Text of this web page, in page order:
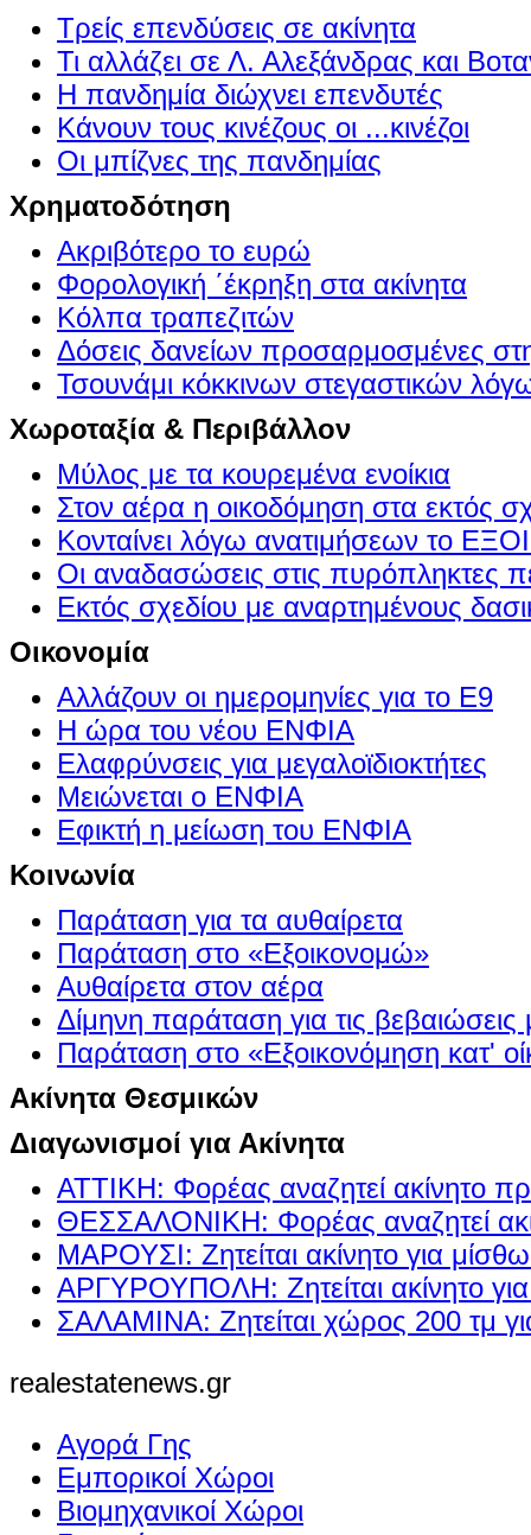
Τρείς επενδύσεις σε ακίνητα
Τι αλλάζει σε Λ. Αλεξάνδρας και
Η πανδημία διώχνει επενδυτές
Κάνουν τους κινέζους οι ...κινέζοι
Οι μπίζνες της πανδημίας
Χρηματοδότηση
Ακριβότερο το ευρώ
Φορολογική ΄έκρηξη στα ακίνητα
Κόλπα τραπεζιτών
Δόσεις δανείων προσαρμοσμένες
Τσουνάμι κόκκινων στεγαστικών
Χωροταξία & Περιβάλλον
Μύλος με τα κουρεμένα ενοίκια
Στον αέρα η οικοδόμηση στα εκτός
Κονταίνει λόγω ανατιμήσεων το
Οι αναδασώσεις στις πυρόπληκτες
Εκτός σχεδίου με αναρτημένους
Οικονομία
Αλλάζουν οι ημερομηνίες για το Ε9
Η ώρα του νέου ΕΝΦΙΑ
Ελαφρύνσεις για μεγαλοϊδιοκτήτες
Μειώνεται ο ΕΝΦΙΑ
Εφικτή η μείωση του ΕΝΦΙΑ
Κοινωνία
Παράταση για τα αυθαίρετα
Παράταση στο «Εξοικονομώ»
Αυθαίρετα στον αέρα
Δίμηνη παράταση για τις βεβαιώσεις
Παράταση στο «Εξοικονόμηση κατ'
Ακίνητα Θεσμικών
Διαγωνισμοί για Ακίνητα
ΑΤΤΙΚΗ: Φορέας αναζητεί ακίνητο
ΘΕΣΣΑΛΟΝΙΚΗ: Φορέας αναζητεί
ΜΑΡΟΥΣΙ: Ζητείται ακίνητο για
ΑΡΓΥΡΟΥΠΟΛΗ: Ζητείται ακίνητο
ΣΑΛΑΜΙΝΑ: Ζητείται χώρος 200 τμ
realestatenews.gr
Αγορά Γης
Εμπορικοί Χώροι
Βιομηχανικοί Χώροι